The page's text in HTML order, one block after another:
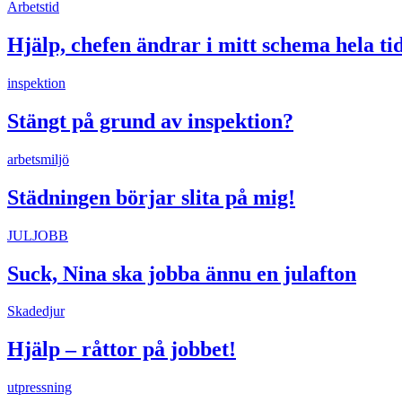
Arbetstid
Hjälp, chefen ändrar i mitt schema hela
inspektion
Stängt på grund av inspektion?
arbetsmiljö
Städningen börjar slita på mig!
JULJOBB
Suck, Nina ska jobba ännu en julafton
Skadedjur
Hjälp – råttor på jobbet!
utpressning